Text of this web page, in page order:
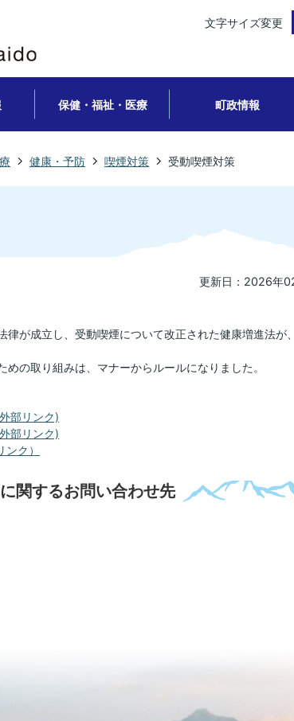
文字サイズ変更
保健・福祉・医療 町政情報
健康・予防 喫煙対策 受動喫煙対策
更新日：2026年
律が成立し、受動喫煙について改正された健康増進法が
の取り組みは、マナーからルールになりました。
部リンク)
部リンク)
ク）
関するお問い合わせ先